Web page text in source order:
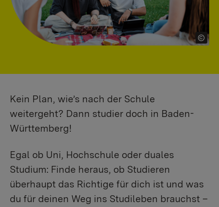
Kein Plan, wie’s nach der Schule
weitergeht? Dann studier doch in Baden-
Württemberg!
Egal ob Uni, Hochschule oder duales
Studium: Finde heraus, ob Studieren
überhaupt das Richtige für dich ist und was
du für deinen Weg ins Studileben brauchst –